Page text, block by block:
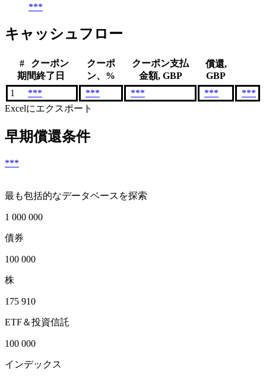
***
キャッシュフロー
#
クーポン
期間終了日
クーポ
ン、%
クーポン支払
金額, GBP
償還,
GBP
1
*** *** *** ***
***
Excelにエクスポート
早期償還条件
***
最も包括的なデータベースを探索
1 000 000
債券
100 000
株
175 910
ETF＆投資信託
100 000
インデックス